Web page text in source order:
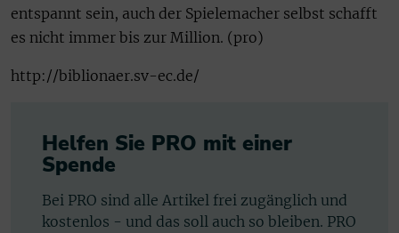
entspannt sein, auch der Spielemacher selbst schafft
es nicht immer bis zur Million. (pro)
http://biblionaer.sv-ec.de/
Helfen Sie PRO mit einer
Spende
Bei PRO sind alle Artikel frei zugänglich und
kostenlos - und das soll auch so bleiben. PRO